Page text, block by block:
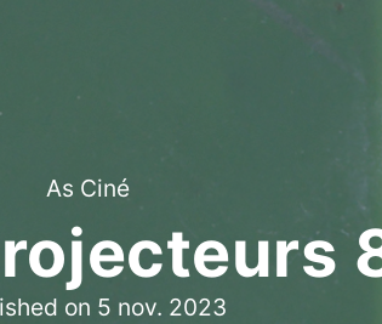
As Ciné
on 5 nov. 2023